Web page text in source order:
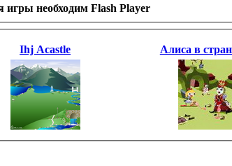
игры необходим Flash Player
Ihj Acastle Алиса в